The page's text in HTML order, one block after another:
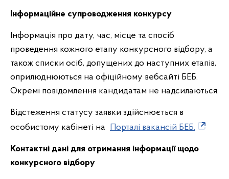
Інформаційне супроводження конкурсу
Інформація про дату, час, місце та спосіб
проведення кожного етапу конкурсного відбору, а
також списки осіб, допущених до наступних етапів,
оприлюднюються на офіційному вебсайті БЕБ.
Окремі повідомлення кандидатам не надсилаються.
Відстеження статусу заявки здійснюється в
особистому кабінеті на Порталі вакансій БЕБ.
Контактні дані для отримання інформації щодо
конкурсного відбору